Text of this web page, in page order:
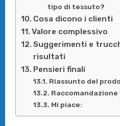
tipo di tessuto?
Cosa dicono i clienti
Valore complessivo
Suggerimenti e
risultati
Pensieri finali
Riassunto del
Raccomandazione
Mi piace: